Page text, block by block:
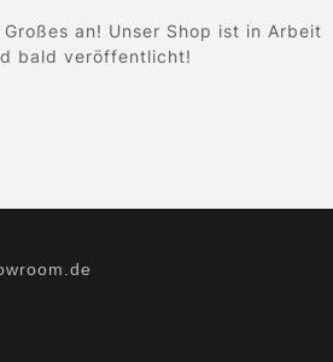
an! Unser Shop ist in Arbeit
bald veröffentlicht!